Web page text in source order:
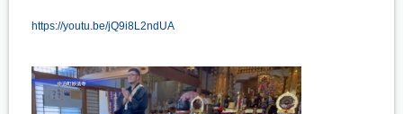
https://youtu.be/jQ9i8L2ndUA